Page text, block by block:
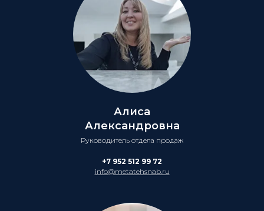
Алиса
Александровна
Руководитель отдела продаж
+7 952 512 99 72
info@metatehsnab.ru